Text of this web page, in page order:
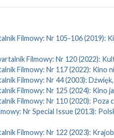
Filmowy: Nr 105-106 (2019):
Filmowy: Nr 120 (2022):
Filmowy: Nr 117 (2022): Kino
Filmowy: Nr 44 (2003):
Filmowy: Nr 125 (2024): Kino
Filmowy: Nr 110 (2020): Poza
Nr Special Issue (2013):
Filmowy: Nr 122 (2023):